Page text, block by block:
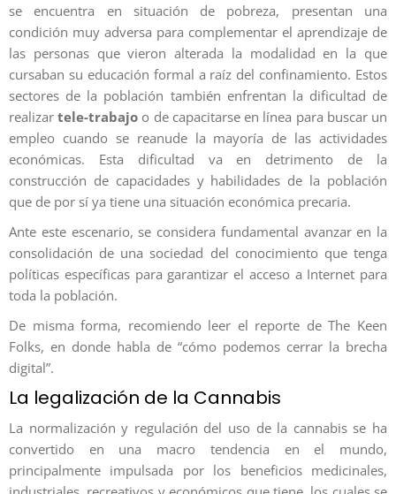
se encuentra en situación de pobreza, presentan una
condición muy adversa para complementar el aprendizaje de
las personas que vieron alterada la modalidad en la que
cursaban su educación formal a raíz del confinamiento. Estos
sectores de la población también enfrentan la dificultad de
realizar tele-trabajo o de capacitarse en línea para buscar un
empleo cuando se reanude la mayoría de las actividades
económicas. Esta dificultad va en detrimento de la
construcción de capacidades y habilidades de la población
que de por sí ya tiene una situación económica precaria.
Ante este escenario, se considera fundamental avanzar en la
consolidación de una sociedad del conocimiento que tenga
políticas específicas para garantizar el acceso a Internet para
toda la población.
De misma forma, recomiendo leer el reporte de The Keen
Folks, en donde habla de “cómo podemos cerrar la brecha
digital”.
La legalización de la Cannabis
La normalización y regulación del uso de la cannabis se ha
convertido en una macro tendencia en el mundo,
principalmente impulsada por los beneficios medicinales,